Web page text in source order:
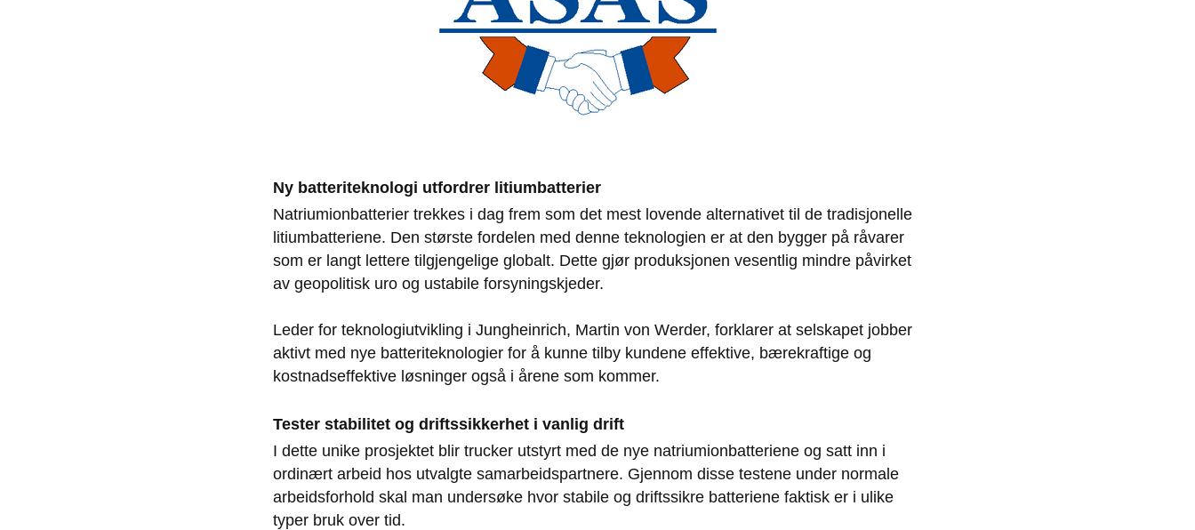
Ny batteriteknologi utfordrer litiumbatterier
Natriumionbatterier trekkes i dag frem som det mest lovende alternativet til de tradisjonelle
litiumbatteriene. Den største fordelen med denne teknologien er at den bygger på råvarer
som er langt lettere tilgjengelige globalt. Dette gjør produksjonen vesentlig mindre påvirket
av geopolitisk uro og ustabile forsyningskjeder.
Leder for teknologiutvikling i Jungheinrich, Martin von Werder, forklarer at selskapet jobber
aktivt med nye batteriteknologier for å kunne tilby kundene effektive, bærekraftige og
kostnadseffektive løsninger også i årene som kommer.
Tester stabilitet og driftssikkerhet i vanlig drift
I dette unike prosjektet blir trucker utstyrt med de nye natriumionbatteriene og satt inn i
ordinært arbeid hos utvalgte samarbeidspartnere. Gjennom disse testene under normale
arbeidsforhold skal man undersøke hvor stabile og driftssikre batteriene faktisk er i ulike
typer bruk over tid.